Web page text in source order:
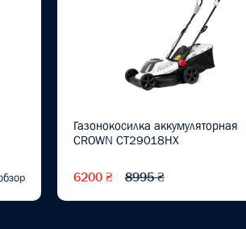
Газонокосилка аккумуляторная
CROWN CT29018HX
6200 ₴ 8995 ₴